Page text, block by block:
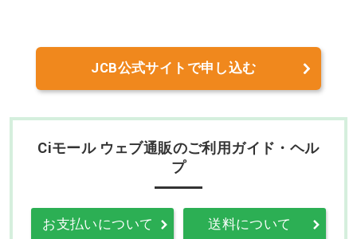
JCB公式サイトで申し込む
Ciモール ウェブ通販のご利用ガイド・ヘル
プ
お支払いについて 送料について